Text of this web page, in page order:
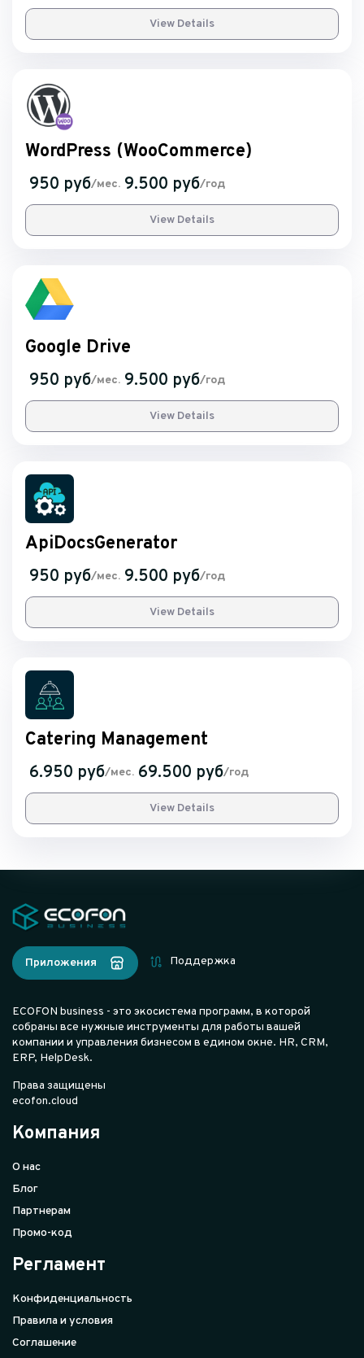
View Details
WordPress (WooCommerce)
950 руб/мес. 9.500 руб/год
View Details
Google Drive
950 руб/мес. 9.500 руб/год
View Details
ApiDocsGenerator
950 руб/мес. 9.500 руб/год
View Details
Catering Management
6.950 руб/мес. 69.500 руб/год
View Details
Приложения Поддержка
ECOFON business - это экосистема программ, в которой
собраны все нужные инструменты для работы вашей
компании и управления бизнесом в едином окне. HR, CRM,
ERP, HelpDesk.
Права защищены
ecofon.cloud
Компания
О нас
Блог
Партнерам
Промо-код
Регламент
Конфиденциальность
Правила и условия
Соглашение